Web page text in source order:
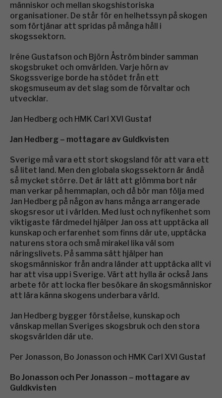
människor och mellan skogshistoriska
organisationer. De står för en helhetssyn på skogen
som förtjänar att spridas på många håll i
skogssektorn.
Iréne Gustafson och Björn Åström binder samman
skogsbruket och omvärlden. Varje hörn av
Skogssverige borde ha stödet från ett
skogsmuseum av det slag som de förvaltar och
utvecklar.
Jan Hedberg och HMK Carl XVI Gustaf
Jan Hedberg – mottagare av Guldkvisten
Sverige må vara ett stort skogsland för att vara ett
så litet land. Men den globala skogssektorn är ändå
så mycket större. Det är lätt att glömma bort när
man verkar på hemmaplan, och då bör man följa med
Jan Hedberg på någon av hans många arrangerade
skogsresor ut i världen. Med lust och nyfikenhet som
viktigaste färdmedel hjälper Jan oss att upptäcka all
kunskap och erfarenhet som finns där ute, upptäcka
naturens stora och små mirakel lika väl som
näringslivets. På samma sätt hjälper han
skogsmänniskor från andra länder att upptäcka allt vi
har att visa upp i Sverige. Värt att hylla är också Jans
arbete för att locka fler besökare än skogsmänniskor
att lära känna skogens underbara värld.
Jan Hedberg bygger förståelse, kunskap och
vänskap mellan Sveriges skogsbruk och den stora
skogsvärlden där ute.
Per Jonasson, Bo Jonasson och HMK Carl XVI Gustaf
Bo Jonasson och Per Jonasson – mottagare av
Guldkvisten